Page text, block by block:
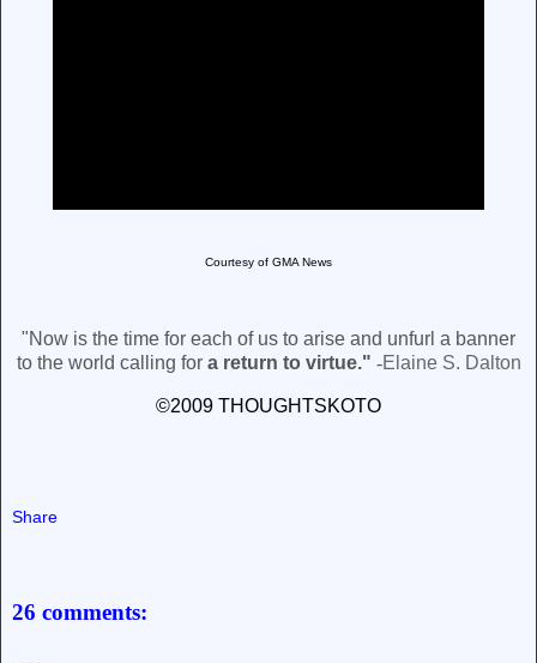
Courtesy of GMA News
"Now is the time for each of us to arise and unfurl a banner
to the world calling for a return to virtue." -Elaine S. Dalton
©2009 THOUGHTSKOTO
Share
26 comments: